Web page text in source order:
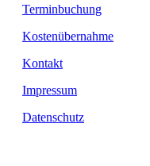
Terminbuchung
Kostenübernahme
Kontakt
Impressum
Datenschutz